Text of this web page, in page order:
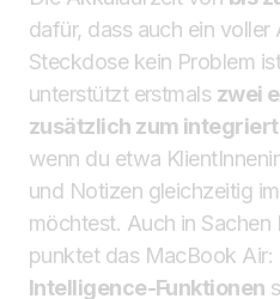
dafür, dass auch ein voller
Steckdose kein Problem
unterstützt erstmals zwei
zusätzlich zum
wenn du etwa
und Notizen gleichzeitig
möchtest. Auch in Sachen
punktet das MacBook Air:
Intelligence-Funktionen